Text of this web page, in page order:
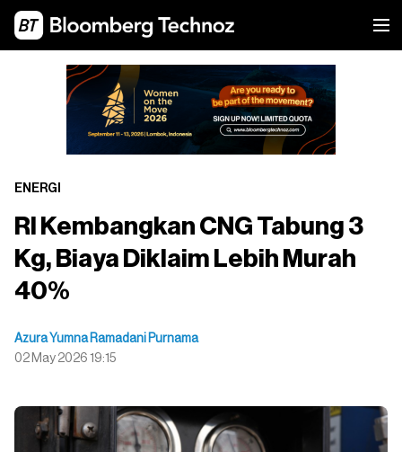
ENERGI
RI Kembangkan CNG Tabung 3
Kg, Biaya Diklaim Lebih Murah
40%
Azura Yumna Ramadani Purnama
02 May 2026 19:15